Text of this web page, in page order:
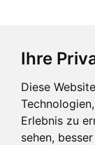
Ihre
Diese
Erlebnis zu
sehen,
Referenzen